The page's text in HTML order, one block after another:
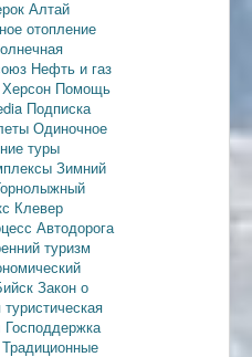
Алтай
отопление
Нефть и газ
Херсон Помощь
Подписка
Одиночное
туры
Зимний
Клевер
Автодорога
туризм
Закон о
Господдержка
Традиционные